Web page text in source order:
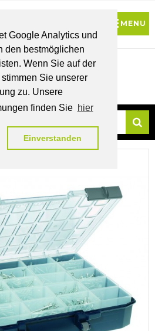
Google Analytics und
den bestmöglichen
Wenn Sie auf der
Sie unserer
zu. Unsere
finden Sie hier
Einverstanden
WUNSCHLISTE